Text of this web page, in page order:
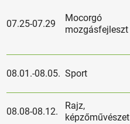
07.25-07.29
Mocorgó
mozgásfejleszt
08.01.-08.05. Sport
08.08-08.12.
Rajz,
képzőművészet